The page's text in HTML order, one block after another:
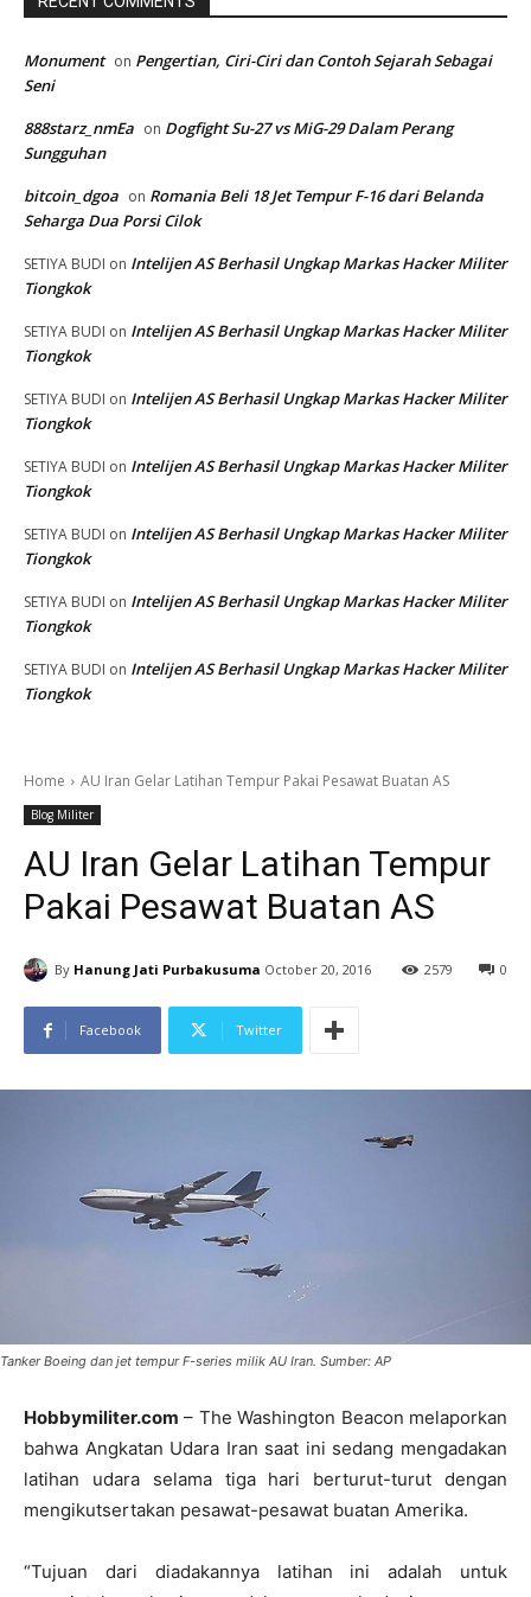
Monument on Pengertian, Ciri-Ciri dan Contoh Sejarah Sebagai
Seni
888starz_nmEa on Dogfight Su-27 vs MiG-29 Dalam Perang
Sungguhan
bitcoin_dgoa on Romania Beli 18 Jet Tempur F-16 dari Belanda
Seharga Dua Porsi Cilok
SETIYA BUDI on Intelijen AS Berhasil Ungkap Markas Hacker Militer
Tiongkok
SETIYA BUDI on Intelijen AS Berhasil Ungkap Markas Hacker Militer
Tiongkok
SETIYA BUDI on Intelijen AS Berhasil Ungkap Markas Hacker Militer
Tiongkok
SETIYA BUDI on Intelijen AS Berhasil Ungkap Markas Hacker Militer
Tiongkok
SETIYA BUDI on Intelijen AS Berhasil Ungkap Markas Hacker Militer
Tiongkok
SETIYA BUDI on Intelijen AS Berhasil Ungkap Markas Hacker Militer
Tiongkok
SETIYA BUDI on Intelijen AS Berhasil Ungkap Markas Hacker Militer
Tiongkok